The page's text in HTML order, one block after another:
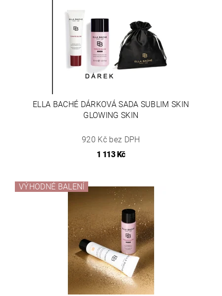
ELLA BACHÉ DÁRKOVÁ SADA SUBLIM SKIN
GLOWING SKIN
920 Kč bez DPH
1 113 Kč
VÝHODNÉ BALENÍ